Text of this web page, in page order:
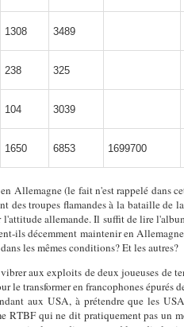
1308 3489
238 325
104 3039
1650 6853 1699700
Allemagne (le fait n'est rappelé dans
des troupes flamandes à la bataille
allemande. Il suffit de lire
ils décemment maintenir en
les mêmes conditions? Et les autres?
aux exploits de deux joueuses de
transformer en francophones épurés
aux USA, à prétendre que les
RTBF qui ne dit pratiquement pas